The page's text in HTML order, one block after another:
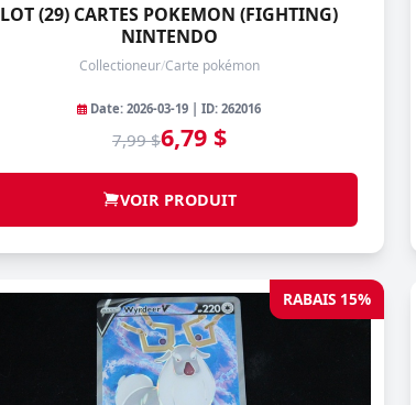
LOT (29) CARTES POKEMON (FIGHTING)
NINTENDO
Collectioneur/Carte pokémon
Date: 2026-03-19 | ID: 262016
7,99 $6,79 $
VOIR PRODUIT
RABAIS 15%